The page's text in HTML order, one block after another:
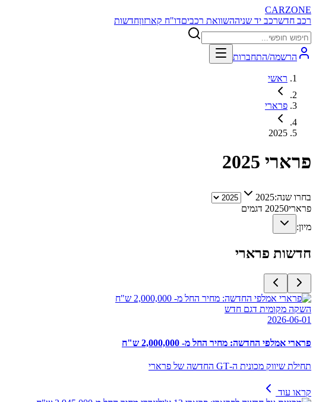
CARZONE
רכב חדשרכב יד שניההשוואת רכביםדו"ח קארזוןחדשות
הרשמה/התחברות
ראשי
פרארי
2025
פרארי 2025
בחרו שנה:2025
פרארי 20250
דגמים
מיון:
חדשות פרארי
השקה מקומית דגם חדש
2026-06-01
פרארי אמלפי החדשה: מחיר החל מ- 2,000,000 ש"ח
תחילת שיווק מכונית ה-GT החדשה של פרארי
קראו עוד